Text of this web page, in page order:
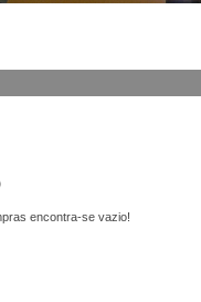
encontra-se vazio!